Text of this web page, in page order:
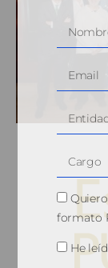
formato
He